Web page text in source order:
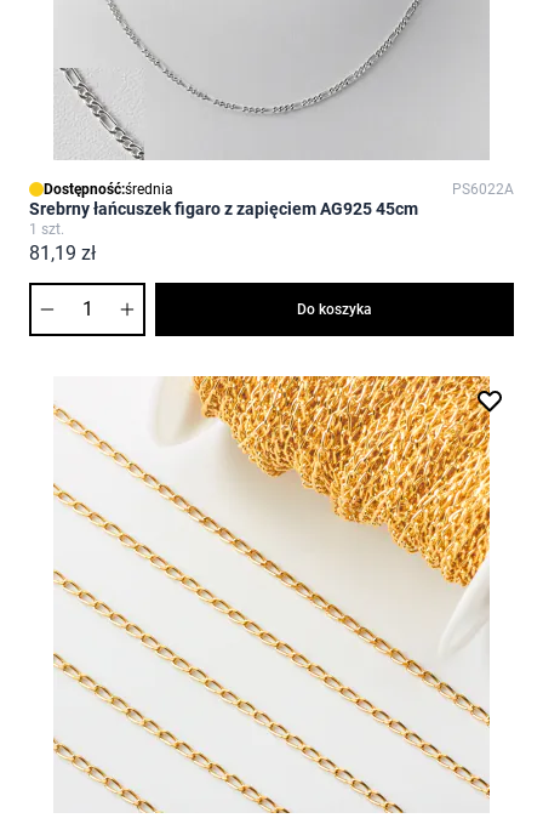
Dostępność:średnia PS6022A
Srebrny łańcuszek figaro z zapięciem AG925 45cm
1 szt.
81,19 zł
Do koszyka